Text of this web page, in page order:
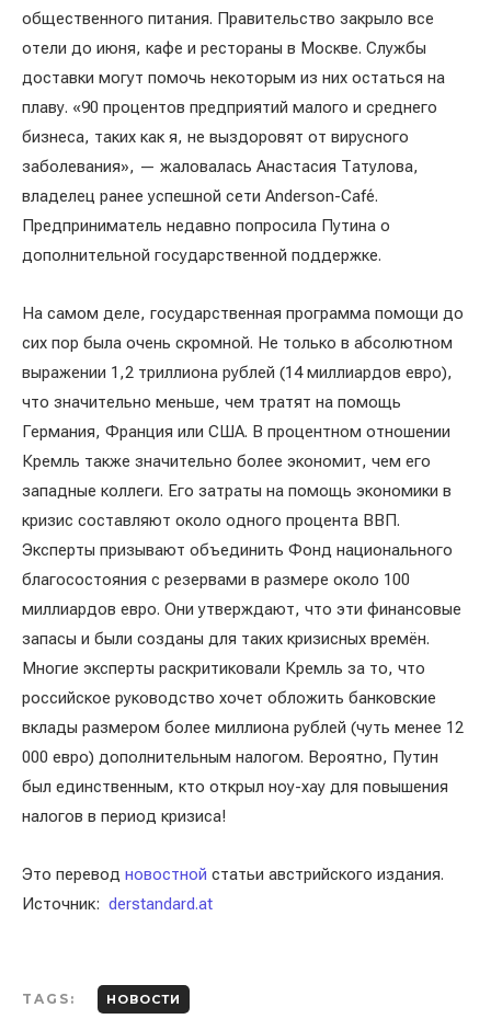
общественного питания. Правительство закрыло все
отели до июня, кафе и рестораны в Москве. Службы
доставки могут помочь некоторым из них остаться на
плаву. «90 процентов предприятий малого и среднего
бизнеса, таких как я, не выздоровят от вирусного
заболевания», — жаловалась Анастасия Татулова,
владелец ранее успешной сети Anderson-Café.
Предприниматель недавно попросила Путина о
дополнительной государственной поддержке.
На самом деле, государственная программа помощи до
сих пор была очень скромной. Не только в абсолютном
выражении 1,2 триллиона рублей (14 миллиардов евро),
что значительно меньше, чем тратят на помощь
Германия, Франция или США. В процентном отношении
Кремль также значительно более экономит, чем его
западные коллеги. Его затраты на помощь экономики в
кризис составляют около одного процента ВВП.
Эксперты призывают объединить Фонд национального
благосостояния с резервами в размере около 100
миллиардов евро. Они утверждают, что эти финансовые
запасы и были созданы для таких кризисных времён.
Многие эксперты раскритиковали Кремль за то, что
российское руководство хочет обложить банковские
вклады размером более миллиона рублей (чуть менее 12
000 евро) дополнительным налогом. Вероятно, Путин
был единственным, кто открыл ноу-хау для повышения
налогов в период кризиса!
Это перевод новостной статьи австрийского издания.
Источник: derstandard.at
TAGS: НОВОСТИ